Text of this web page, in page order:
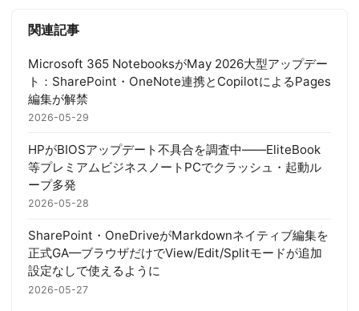
関連記事
Microsoft 365 NotebooksがMay 2026大型アップデー
ト：SharePoint・OneNote連携とCopilotによるPages
編集が解禁
2026-05-29
HPがBIOSアップデート不具合を調査中——EliteBook
等プレミアムビジネスノートPCでクラッシュ・起動ル
ープ多発
2026-05-28
SharePoint・OneDriveがMarkdownネイティブ編集を
正式GA—ブラウザだけでView/Edit/Splitモードが追加
設定なしで使えるように
2026-05-27